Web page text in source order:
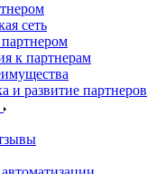
сеть
к партнерам
и развитие партнеров